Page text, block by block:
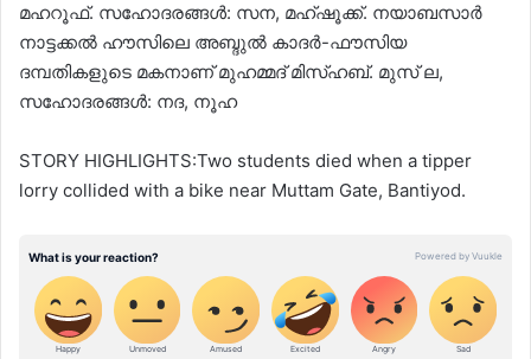
മഹറൂഫ്. സഹോദരങ്ങള്‍: സന, മഹ്ഷൂക്ക്. നയാബസാര്‍
നാട്ടക്കല്‍ ഹൗസിലെ അബ്ദുല്‍ കാദര്‍-ഫൗസിയ
ദമ്പതികളുടെ മകനാണ് മുഹമ്മദ് മിസ്ഹബ്. മുസ് ല,
സഹോദരങ്ങള്‍: നദ, നൂഹ
STORY HIGHLIGHTS:Two students died when a tipper
lorry collided with a bike near Muttam Gate, Bantiyod.